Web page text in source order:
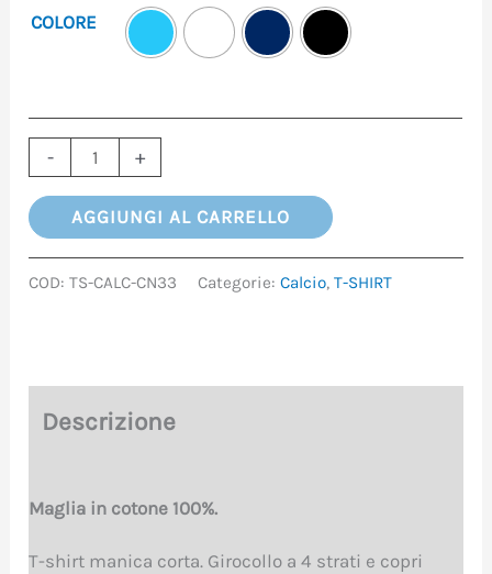
COLORE
- +
AGGIUNGI AL CARRELLO
COD:TS-CALC-CN33 Categorie:Calcio,T-SHIRT
Descrizione
Maglia in cotone 100%.
T-shirt manica corta. Girocollo a 4 strati e copri